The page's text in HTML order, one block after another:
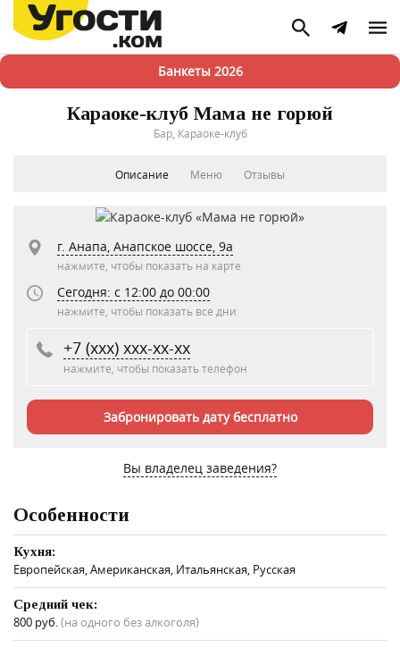
Банкеты 2026
Караоке-клуб Мама не горюй
Бар, Караоке-клуб
Описание Меню Отзывы
г. Анапа, Анапское шоссе, 9а
нажмите, чтобы показать на карте
Сегодня: c 12:00 до 00:00
нажмите, чтобы показать все дни
+7 (xxx) xxx-xx-xx
нажмите, чтобы показать телефон
Забронировать дату бесплатно
Вы владелец заведения?
Особенности
Кухня:
Европейская, Американская, Итальянская, Русская
Средний чек:
800 руб.(на одного без алкоголя)